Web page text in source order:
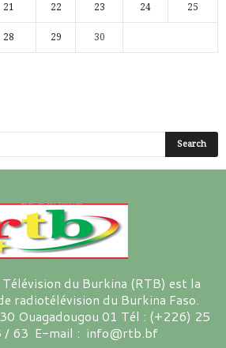
21 22 23 24 25
28 29 30
du Burkina (RTB) est la
radiotélévision du Burkina Faso.
Ouagadougou 01 Tél : (+226) 25
63 E-mail : info@rtb.bf